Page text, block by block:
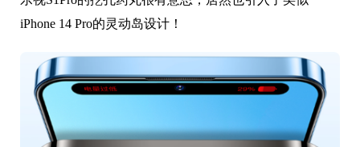
iPhone 14 Pro的灵动岛设计！